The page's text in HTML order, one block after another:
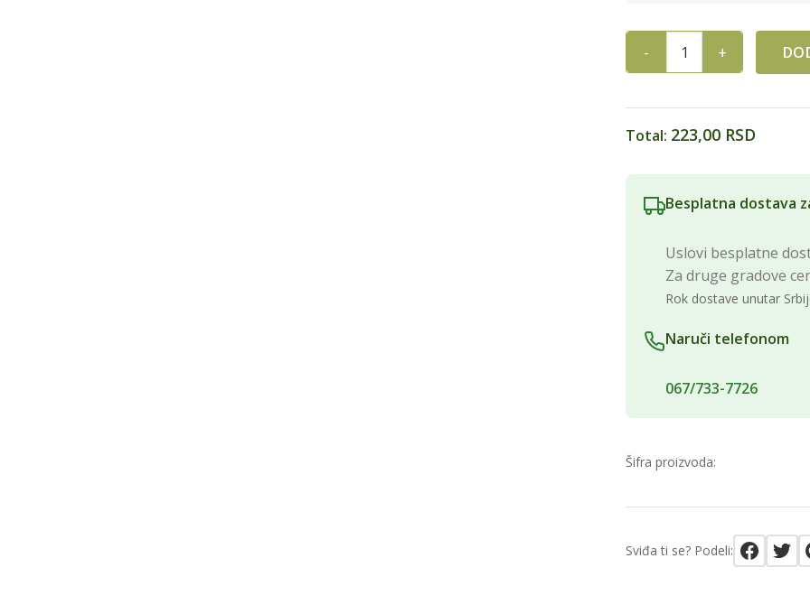
MENAŽ ČOKOLADA 100G
Total: 223,00 RSD
Besplatna dostava
Uslovi besplatne
Za druge gradove
Rok dostave unutar
Naruči telefonom
067/733-7726
Šifra proizvoda:
Sviđa ti se? Podeli: